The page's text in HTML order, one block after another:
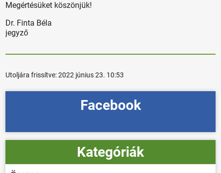
Megértésüket köszönjük!
Dr. Finta Béla
jegyző
Utoljára frissítve:2022 június 23. 10:53
Facebook
Kategóriák